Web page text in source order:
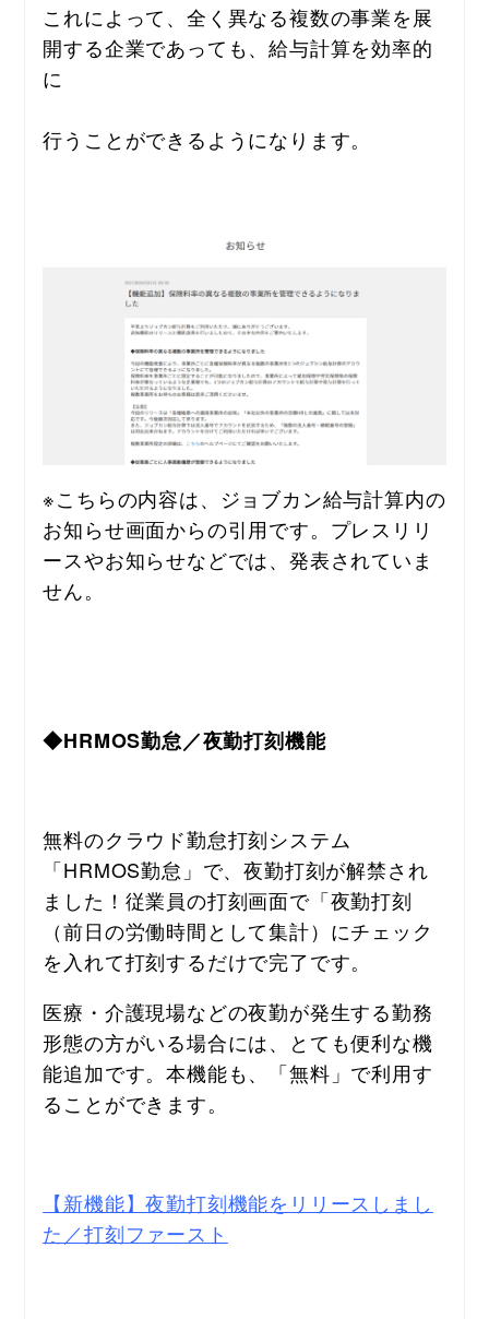
これによって、全く異なる複数の事業を展
開する企業であっても、給与計算を効率的
に
行うことができるようになります。
※こちらの内容は、ジョブカン給与計算内の
お知らせ画面からの引用です。プレスリリ
ースやお知らせなどでは、発表されていま
せん。
◆HRMOS勤怠／夜勤打刻機能
無料のクラウド勤怠打刻システム
「HRMOS勤怠」で、夜勤打刻が解禁され
ました！従業員の打刻画面で「夜勤打刻
（前日の労働時間として集計）にチェック
を入れて打刻するだけで完了です。
医療・介護現場などの夜勤が発生する勤務
形態の方がいる場合には、とても便利な機
能追加です。本機能も、「無料」で利用す
ることができます。
【新機能】夜勤打刻機能をリリースしまし
た／打刻ファースト